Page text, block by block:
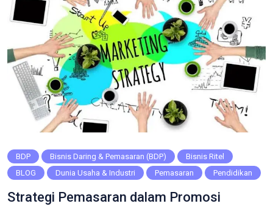
BDP Bisnis Daring & Pemasaran (BDP)
Bisnis Ritel
BLOG
Dunia Usaha & Industri Pemasaran Pendidikan
Strategi Pemasaran dalam Promosi